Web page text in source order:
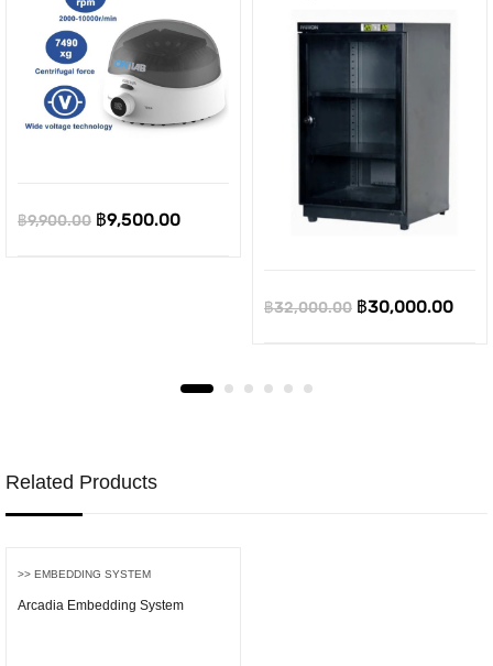
฿9,900.00 Original
฿9,500.00Current
฿9,500.00.฿32,000.00 Original
฿30,000.00
Related Products
>> EMBEDDING SYSTEM
Arcadia Embedding System